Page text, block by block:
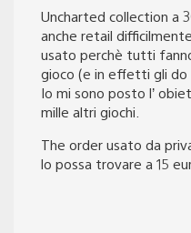
Uncharted collection a
anche retail
usato perchè tutti
gioco (e in effetti gli do
Io mi sono posto l’
mille altri giochi.
The order usato da
lo possa trovare a 15